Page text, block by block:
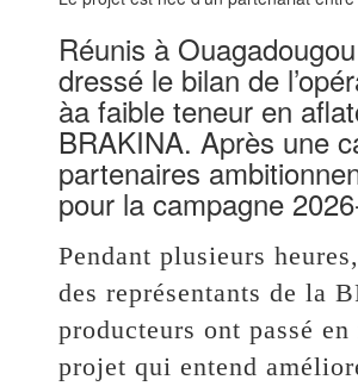
Réunis à
dressé le bilan de
àa faible teneur en
BRAKINA. Après une
partenaires
pour la campagne
Pendant plusieurs
des représentants de la
producteurs ont passé
projet qui entend